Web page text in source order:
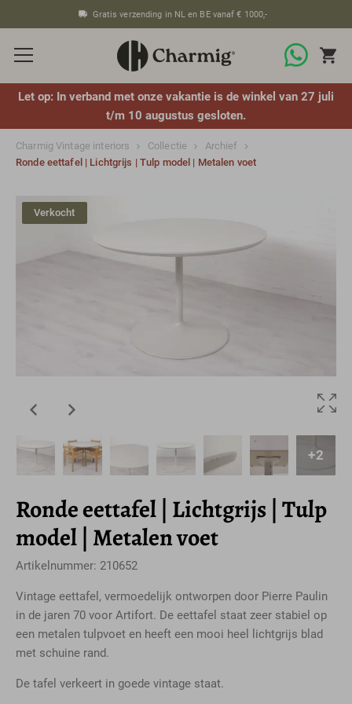
Gratis verzending in NL en BE vanaf € 1000,-
Let op: In verband met onze vakantie is de winkel van 27 juli
t/m 10 augustus gesloten.
Charmig Vintage interiors Collectie
Archief
Ronde eettafel | Lichtgrijs | Tulp model | Metalen voet
Verkocht
+2
Ronde eettafel | Lichtgrijs | Tulp
model | Metalen voet
Artikelnummer: 210652
Vintage eettafel, vermoedelijk ontworpen door Pierre Paulin
in de jaren 70 voor Artifort. De eettafel staat zeer stabiel op
een metalen tulpvoet en heeft een mooi heel lichtgrijs blad
met schuine rand.
De tafel verkeert in goede vintage staat.